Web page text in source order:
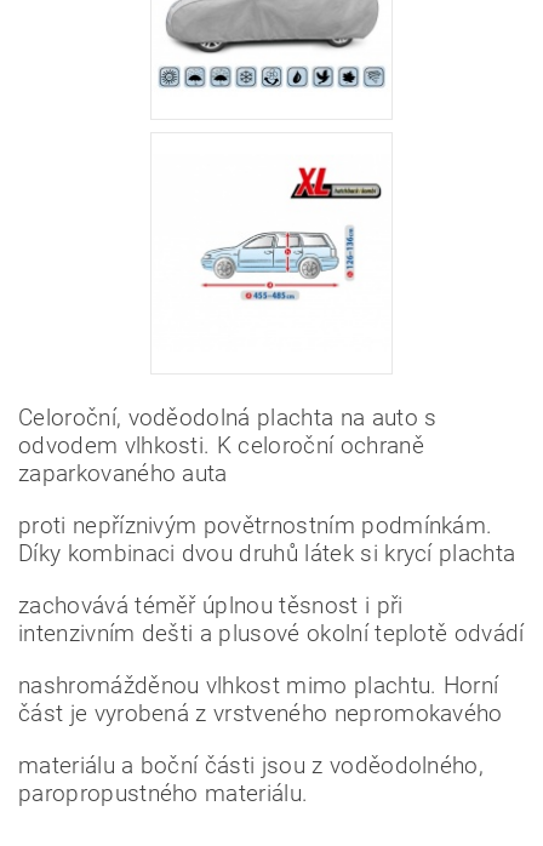
Celoroční, voděodolná plachta na auto s
odvodem vlhkosti. K celoroční ochraně
zaparkovaného auta
proti nepříznivým povětrnostním podmínkám.
Díky kombinaci dvou druhů látek si krycí plachta
zachovává téměř úplnou těsnost i při
intenzivním dešti a plusové okolní teplotě odvádí
nashromážděnou vlhkost mimo plachtu. Horní
část je vyrobená z vrstveného nepromokavého
materiálu a boční části jsou z voděodolného,
paropropustného materiálu.